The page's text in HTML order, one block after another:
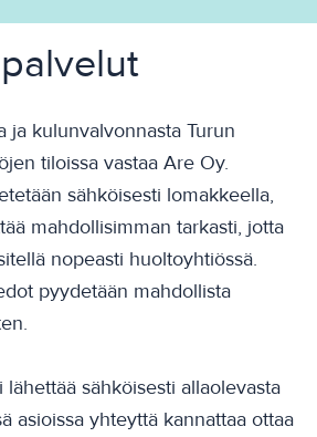
ja kulunvalvonnasta Turun
tiloissa vastaa Are Oy.
sähköisesti lomakkeella,
mahdollisimman tarkasti, jotta
nopeasti huoltoyhtiössä.
pyydetään mahdollista
sähköisesti allaolevasta
asioissa yhteyttä kannattaa ottaa